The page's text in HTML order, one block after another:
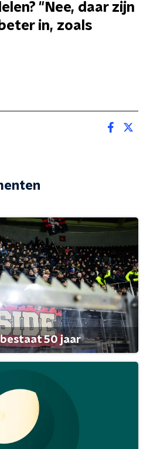
"Nee, daar zijn
in, zoals
bestaat 50 jaar